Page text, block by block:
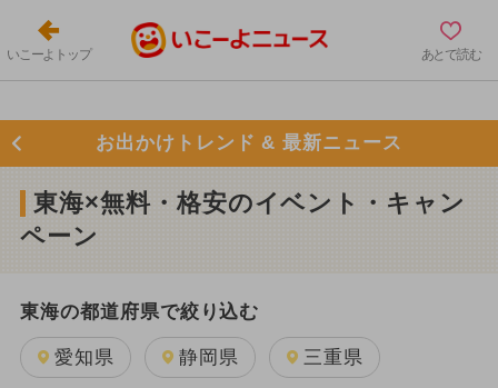
いこーよトップ あとで読む
お出かけトレンド & 最新ニュース
東海×無料・格安のイベント・キャン
ペーン
東海の都道府県で絞り込む
愛知県 静岡県 三重県